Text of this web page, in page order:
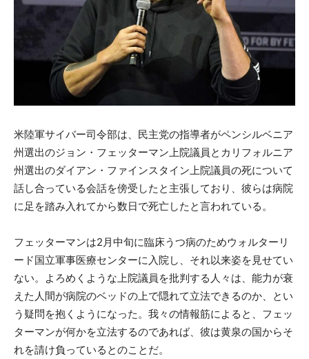
米陸軍サイバー司令部は、民主党の指導者がペンシルベニア
州選出のジョン・フェッターマン上院議員とカリフォルニア
州選出のダイアン・ファインスタイン上院議員の死について
話し合っている会話を傍受したと主張しており、彼らは病院
に足を踏み入れてから数日で死亡したと言われている。
フェッターマンは2月中旬に臨床うつ病のためウォルターリ
ード国立軍事医療センターに入院し、それ以来姿を見せてい
ない。よろめくような上院議員を批判する人々は、能力が衰
えた人間が病院のベッドの上で隠れて立法できるのか、とい
う疑問を抱くようになった。我々の情報筋によると、フェッ
ターマンが何かを立法するのであれば、彼は黄泉の国からそ
れを請け負っているとのことだ。